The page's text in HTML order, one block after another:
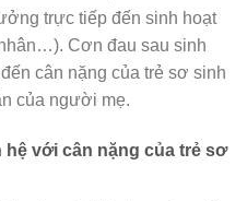
trực tiếp đến sinh hoạt
Cơn đau sau sinh
cân nặng của trẻ sơ sinh
của người mẹ.
hệ với cân nặng của trẻ sơ